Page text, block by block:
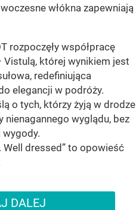
włókna zapewniają
rozpoczęły współpracę
której wynikiem jest
redefiniująca
elegancji w podróży.
o tych, którzy żyją w drodze
nienagannego wyglądu, bez
Well dressed” to opowieść
DALEJ